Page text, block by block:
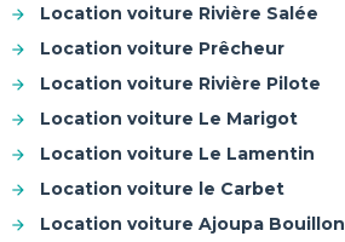
Location voiture Rivière Salée
Location voiture Prêcheur
Location voiture Rivière Pilote
Location voiture Le Marigot
Location voiture Le Lamentin
Location voiture le Carbet
Location voiture Ajoupa Bouillon